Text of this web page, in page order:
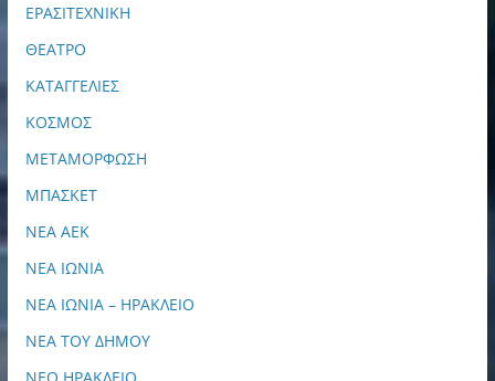
ΕΡΑΣΙΤΕΧΝΙΚΗ
ΘΕΑΤΡΟ
ΚΑΤΑΓΓΕΛΙΕΣ
ΚΟΣΜΟΣ
ΜΕΤΑΜΟΡΦΩΣΗ
ΜΠΑΣΚΕΤ
ΝΕΑ ΑΕΚ
ΝΕΑ ΙΩΝΙΑ
ΝΕΑ ΙΩΝΙΑ – ΗΡΑΚΛΕΙΟ
ΝΕΑ ΤΟΥ ΔΗΜΟΥ
ΝΕΟ ΗΡΑΚΛΕΙΟ